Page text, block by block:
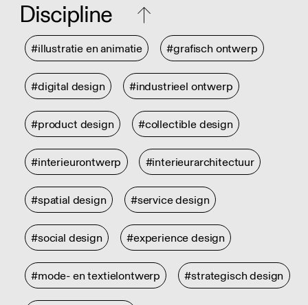
Discipline
#illustratie en animatie #grafisch ontwerp
#digital design #industrieel ontwerp
#product design #collectible design
#interieurontwerp #interieurarchitectuur
#spatial design #service design
#social design #experience design
#mode- en textielontwerp #strategisch design